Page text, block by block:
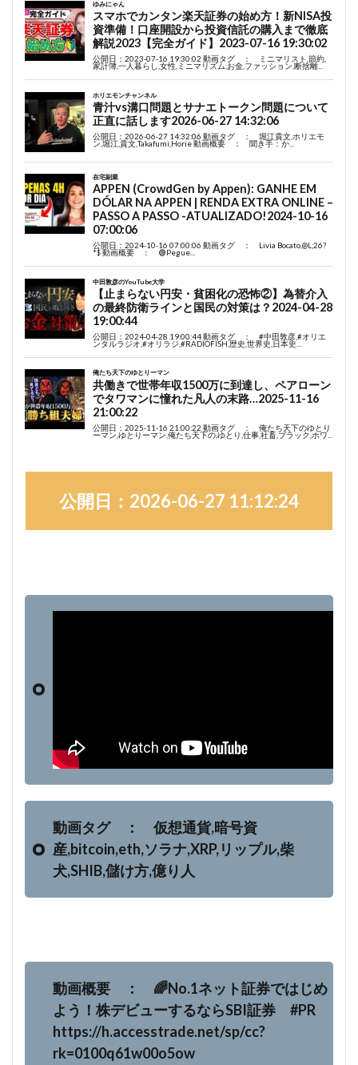
公開日：2026-06-27 11:12:24
動画タグ ： 仮想通貨,暗号資
産,bitcoin,eth,ソラナ,XRP,リップル,柴
犬,SHIB,儲け方,億り人
動画概要 ： 🌈No.1ネット証券ではじめ
よう！株デビューするならSBI証券 #PR
https://h.accesstrade.net/sp/cc?
rk=0100q61w00o5ow